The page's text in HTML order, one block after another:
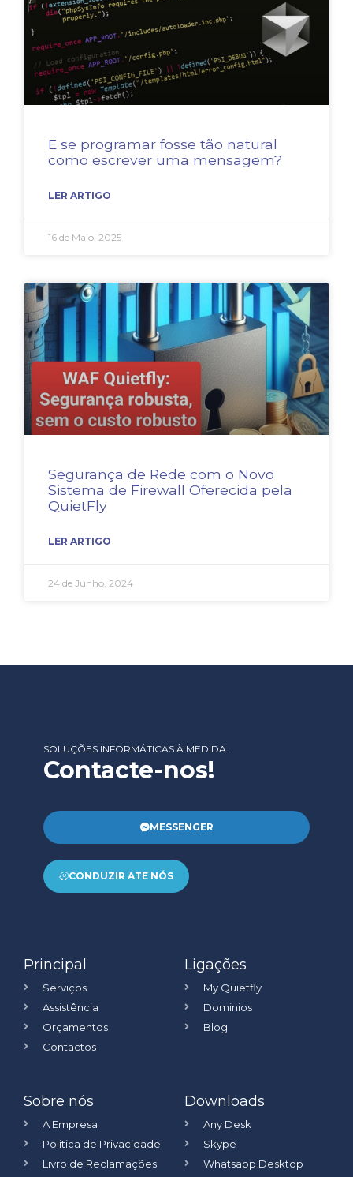
E se programar fosse tão natural
como escrever uma mensagem?
LER ARTIGO
16 de Maio, 2025
Segurança de Rede com o Novo
Sistema de Firewall Oferecida pela
QuietFly
LER ARTIGO
24 de Junho, 2024
SOLUÇÕES INFORMÁTICAS À MEDIDA.
Contacte-nos!
MESSENGER
CONDUZIR ATE NÓS
Principal
Serviços
Assistência
Orçamentos
Contactos
Ligações
My Quietfly
Dominios
Blog
Sobre nós
A Empresa
Politica de Privacidade
Livro de Reclamações
Downloads
Any Desk
Skype
Whatsapp Desktop